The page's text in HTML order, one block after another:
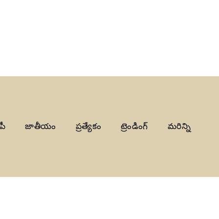
జాతీయం ప్రత్యేకం ట్రెండింగ్ మరిన్ని